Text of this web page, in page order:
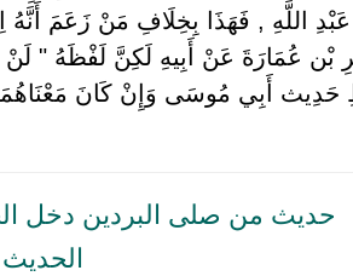
عَبْدِ اللَّهِ , فَهَذَا بِخِلَافِ مَنْ زَعَمَ
بْن عُمَارَةَ عَنْ أَبِيهِ لَكِنَّ لَفْظَهُ "
حَدِيث أَبِي مُوسَى وَإِنْ كَانَ
حديث من صلى البردين دخل